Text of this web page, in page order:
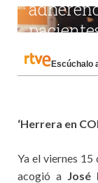
Escúchalo
‘Herrera en
Ya el viernes
acogió a José